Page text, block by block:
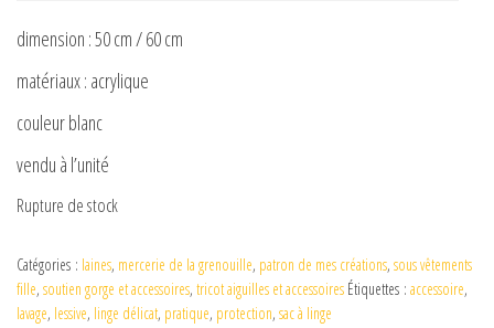
dimension : 50 cm / 60 cm
matériaux : acrylique
couleur blanc
vendu à l’unité
Rupture de stock
Catégories : laines, mercerie de la grenouille, patron de mes créations, sous vêtements
fille, soutien gorge et accessoires, tricot aiguilles et accessoires Étiquettes : accessoire,
lavage, lessive, linge délicat, pratique, protection, sac à linge